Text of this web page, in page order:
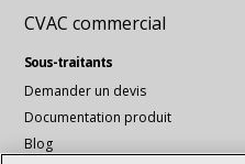
CVAC commercial
Sous-traitants
Demander un devis
Documentation produit
Blog